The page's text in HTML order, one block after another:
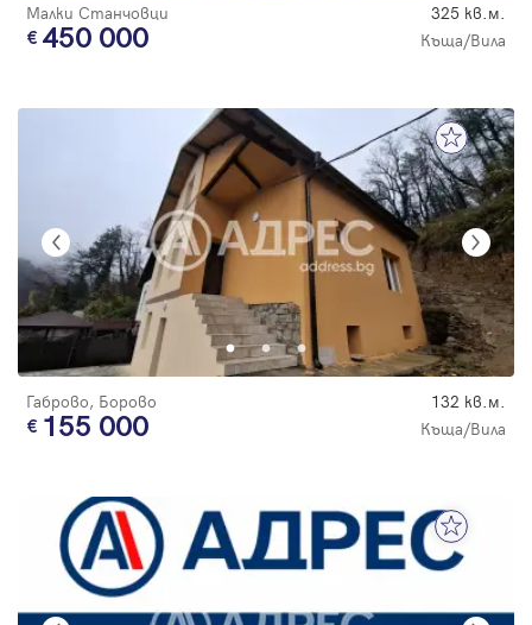
Малки Станчовци 325 кв.м.
450 000 Къща/Вила
Габрово, Борово 132 кв.м.
155 000 Къща/Вила